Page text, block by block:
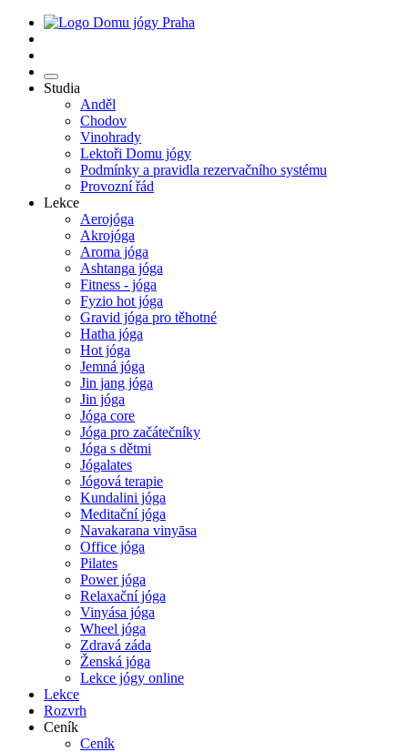
Studia
Anděl
Chodov
Vinohrady
Lektoři Domu jógy
Podmínky a pravidla rezervačního systému
Provozní řád
Lekce
Aerojóga
Akrojóga
Aroma jóga
Ashtanga jóga
Fitness - jóga
Fyzio hot jóga
Gravid jóga pro těhotné
Hatha jóga
Hot jóga
Jemná jóga
Jin jang jóga
Jin jóga
Jóga core
Jóga pro začátečníky
Jóga s dětmi
Jógalates
Jógová terapie
Kundalini jóga
Meditační jóga
Navakarana vinyāsa
Office jóga
Pilates
Power jóga
Relaxační jóga
Vinyása jóga
Wheel jóga
Zdravá záda
Ženská jóga
Lekce jógy online
Lekce
Rozvrh
Ceník
Ceník